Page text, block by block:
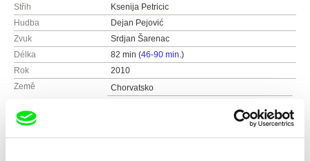
Střih
Ksenija Petricic
Hudba
Dejan Pejović
Zvuk
Srdjan Šarenac
Délka
82 min (46-90 min.)
Rok
2010
Země
Chorvatsko
Barva
Produkce
Les films du balibari